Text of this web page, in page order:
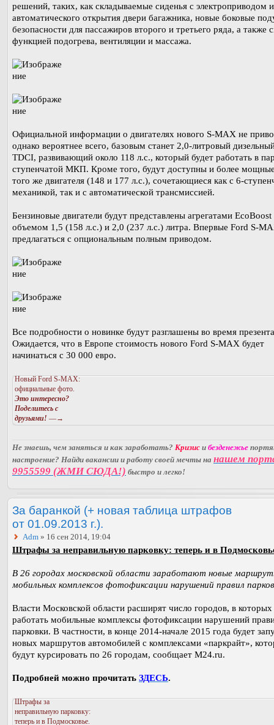
решений, таких, как складываемые сиденья с электроприводом
автоматического открытия двери багажника, новые боковые
безопасности для пассажиров второго и третьего ряда, а также
функцией подогрева, вентиляции и массажа.
Официальной информации о двигателях нового S-MAX не
однако вероятнее всего, базовым станет 2,0-литровый
TDCI, развивающий около 118 л.с., который будет работать в
ступенчатой МКП. Кроме того, будут доступны и более
того же двигателя (148 и 177 л.с.), сочетающиеся как с 6-
механикой, так и с автоматической трансмиссией.
Бензиновые двигатели будут представлены агрегатами EcoBoost
объемом 1,5 (158 л.с.) и 2,0 (237 л.с.) литра. Впервые Ford S-
предлагаться с опциональным полным приводом.
Все подробности о новинке будут разглашены во время
Ожидается, что в Европе стоимость нового Ford S-MAX будет
начинаться с 30 000 евро.
Новый Ford S-MAX:
официальные фото.
Это интересно?
Поделитесь с
друзьями! —→
Не знаешь, чем заняться и как заработать? Кризис и безденежье
настроение? Найди вакансии и работу своей мечты на нашем
9955599 (ЖМИ СЮДА!) быстро и легко!
За баранкой (+ новая таблица штрафов
от 01.09.2013 г.).
Adm » 16 сен 2014, 19:04
Штрафы за неправильную парковку: теперь и в
В 26 городах московской области заработают новые
мобильных комплексов фотофиксации нарушений правил
Власти Московской области расширят число городов, в которых
работать мобильные комплексы фотофиксации нарушений
парковки. В частности, в конце 2014-начале 2015 года будет
новых маршрутов автомобилей с комплексами «паркрайт»,
будут курсировать по 26 городам, сообщает M24.ru.
Подробней можно прочитать ЗДЕСЬ.
Штрафы за
неправильную парковку:
теперь и в Подмосковье.